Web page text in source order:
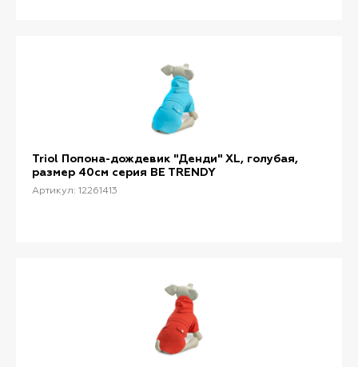
Triol Попона-дождевик "Денди" XL, голубая,
размер 40см серия BE TRENDY
Артикул: 12261413